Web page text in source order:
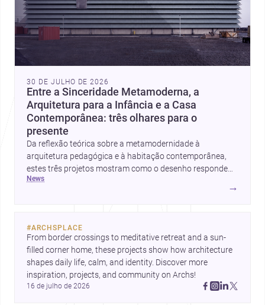
30 DE JULHO DE 2026
Entre a Sinceridade Metamoderna, a
Arquitetura para a Infância e a Casa
Contemporânea: três olhares para o
presente
Da reflexão teórica sobre a metamodernidade à
arquitetura pedagógica e à habitação contemporânea,
estes três projetos mostram como o desenho responde
hoje a emoção, uso e contexto. Para arquitetos, são
pistas valiosas sobre como criar espaços mais humanos,
news
→
#ARCHSPLACE
From border crossings to meditative retreat and a sun-
filled corner home, these projects show how architecture
shapes daily life, calm, and identity. Discover more
inspiration, projects, and community on Archs!
16 de julho de 2026